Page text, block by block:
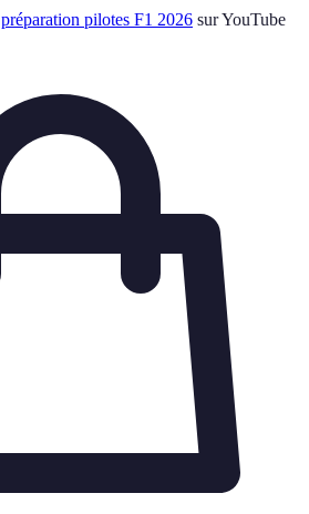
préparation pilotes F1 2026 sur YouTube